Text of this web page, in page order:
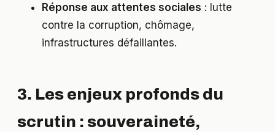
Réponse aux attentes sociales : lutte
contre la corruption, chômage,
infrastructures défaillantes.
3. Les enjeux profonds du
scrutin : souveraineté,